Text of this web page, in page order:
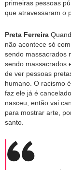
primeiras pessoas
que atravessaram o
Preta Ferreira
não acontece só
sendo massacrados
sendo massacrados
de ver pessoas
humano. O racismo
faz ele já é
nasceu, então vai
para mostrar arte,
santo.